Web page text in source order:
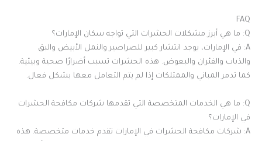
FAQ
Q: ما هي أبرز مشكلات الحشرات التي تواجه سكان الإمارات؟
A: في الإمارات، يوجد انتشار كبير للصراصير والنمل الأبيض والبق
والذباب والفئران والبعوض. هذه الحشرات تسبب أضرارًا صحية وبيئية.
كما تدمر المباني والممتلكات إذا لم يتم التعامل معها بشكل فعال.
Q: ما هي الخدمات المتخصصة التي تقدمها شركات مكافحة الحشرات
في الإمارات؟
A: شركات مكافحة الحشرات في الإمارات تقدم خدمات متخصصة. هذه